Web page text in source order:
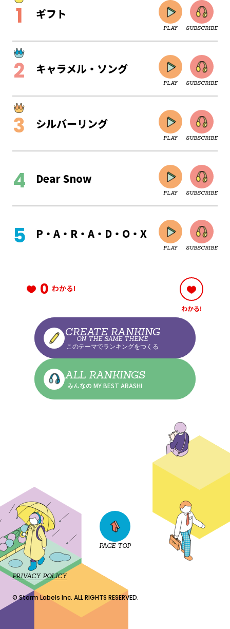
ギフト
PLAY SUBSCRIBE
キャラメル・ソング
PLAY SUBSCRIBE
シルバーリング
PLAY SUBSCRIBE
Dear Snow
PLAY SUBSCRIBE
CLOSE
P・A・R・A・D・O・X
PLAY SUBSCRIBE
CLOSE
0 わかる!
わかる!
CREATE RANKING
ON THE SAME THEME
このテーマでランキングをつくる
ALL RANKINGS
みんなの MY BEST ARASHI
PRIVACY POLICY
© Storm Labels Inc. ALL RIGHTS RESERVED.
PAGE TOP